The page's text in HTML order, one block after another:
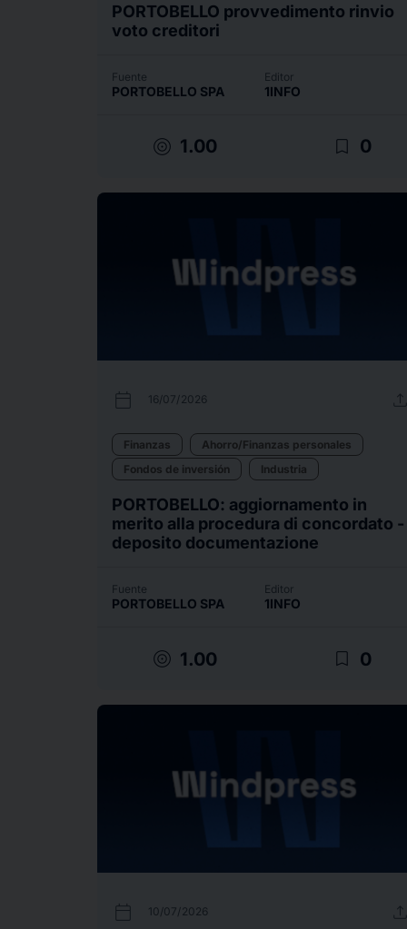
PORTOBELLO provvedimento rinvio
voto creditori
Fuente
PORTOBELLO SPA
Editor
1INFO
target 1.00 bookmark_border 0
calendar_today 16/07/2026
Finanzas
Ahorro/Finanzas personales
Fondos de inversión
Industria
PORTOBELLO: aggiornamento in
merito alla procedura di concordato -
deposito documentazione
Fuente
PORTOBELLO SPA
Editor
1INFO
target 1.00 bookmark_border 0
calendar_today 10/07/2026